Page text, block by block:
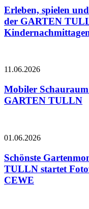
Erleben, spielen
der GARTEN
11.06.2026
Mobiler
GARTEN TULLN
01.06.2026
Schönste
TULLN startet
CEWE